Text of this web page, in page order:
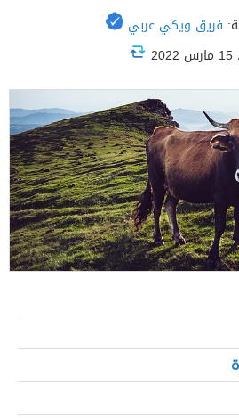
فريق ويكي عربي